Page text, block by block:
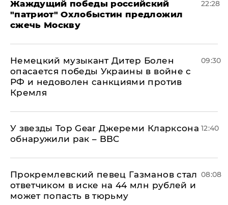
Жаждущий победы российский
"патриот" Охлобыстин предложил
сжечь Москву
22:28
Немецкий музыкант Дитер Болен
опасается победы Украины в войне с
РФ и недоволен санкциями против
Кремля
09:30
У звезды Top Gear Джереми Кларксона
обнаружили рак – BBC
12:40
Прокремлевский певец Газманов стал
ответчиком в иске на 44 млн рублей и
может попасть в тюрьму
08:08